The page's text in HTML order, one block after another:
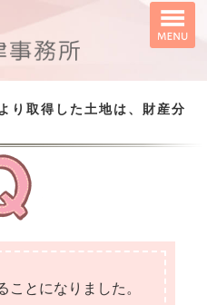
り取得した土地は、財産分
とになりました。